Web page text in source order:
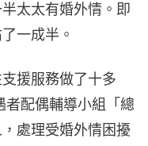
太太有婚外情。即
一成半。
援服務做了十多
者配偶輔導小組「總
處理受婚外情困擾